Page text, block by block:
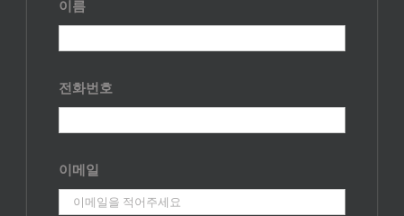
이름
전화번호
이메일